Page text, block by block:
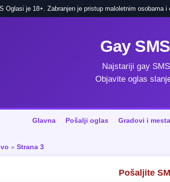
Oglasi je 18+. Zabranjen je pristup maloletnim osobama
Gay
Najstariji gay
Objavite oglas
Glavna Pošalji oglas Gradovi i mesta
» Strana 3
Pošaljite